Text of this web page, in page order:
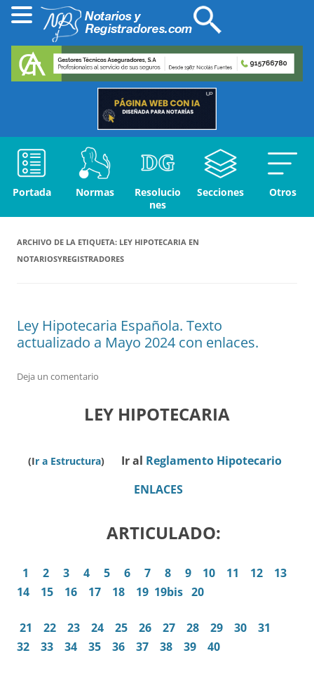
Portada Normas
Resolucio
nes
Secciones Otros
ARCHIVO DE LA ETIQUETA: LEY HIPOTECARIA EN
NOTARIOSYREGISTRADORES
Ley Hipotecaria Española. Texto
actualizado a Mayo 2024 con enlaces.
Deja un comentario
LEY HIPOTECARIA
(Ir a Estructura) Ir al Reglamento Hipotecario
ENLACES
ARTICULADO:
1 2 3 4 5 6 7 8 9 10 11 12
13
14
15 16 17 18 19 19bis 20
21 22 23 24 25 26 27 28 29 30
31
32
33 34 35 36 37 38 39 40